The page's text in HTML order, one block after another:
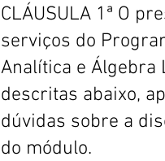
CLÁUSULA 1ª O
serviços do
Analítica e Álgebra
descritas abaixo,
dúvidas sobre a
do módulo.